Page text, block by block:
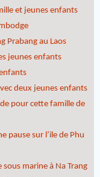
et jeunes enfants
Prabang au Laos
jeunes enfants
deux jeunes enfants
pour cette famille de
pause sur l’ile de Phu
marine à Na Trang